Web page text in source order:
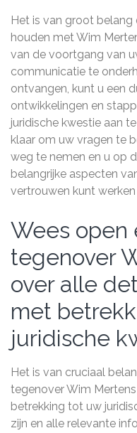
Het is van groot
houden met Wim
van de voortgang van
communicatie te
ontvangen, kunt u een
ontwikkelingen en
juridische kwestie aan
klaar om uw vragen te
weg te nemen en u op
belangrijke aspecten
vertrouwen kunt
Wees open
tegenover
over alle
met
juridische
Het is van cruciaal
tegenover Wim
betrekking tot uw
zijn en alle relevante